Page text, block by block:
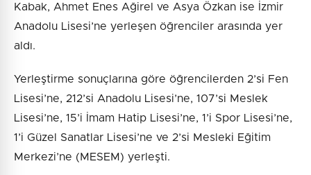
Kabak, Ahmet Enes Ağirel ve Asya Özkan ise İzmir
Anadolu Lisesi’ne yerleşen öğrenciler arasında yer
aldı.
Yerleştirme sonuçlarına göre öğrencilerden 2’si Fen
Lisesi’ne, 212’si Anadolu Lisesi’ne, 107’si Meslek
Lisesi’ne, 15’i İmam Hatip Lisesi’ne, 1’i Spor Lisesi’ne,
1’i Güzel Sanatlar Lisesi’ne ve 2’si Mesleki Eğitim
Merkezi’ne (MESEM) yerleşti.